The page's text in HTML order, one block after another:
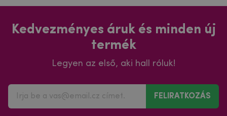
Kedvezményes áruk és minden új
termék
Legyen az első, aki hall róluk!
FELIRATKOZÁS